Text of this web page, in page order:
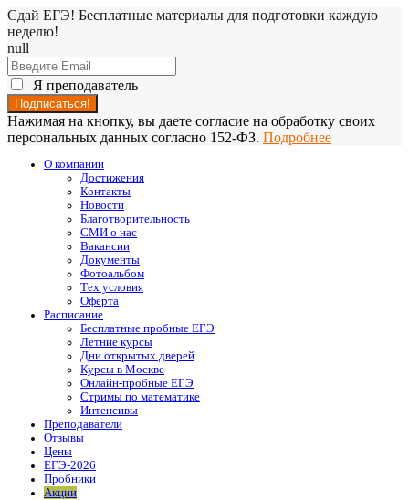
Сдай ЕГЭ! Бесплатные материалы для подготовки каждую
неделю!
null
Я преподаватель
Нажимая на кнопку, вы даете согласие на обработку своих
персональных данных согласно 152-ФЗ. Подробнее
О компании
Достижения
Контакты
Новости
Благотворительность
СМИ о нас
Вакансии
Документы
Фотоальбом
Тех условия
Оферта
Расписание
Бесплатные пробные ЕГЭ
Летние курсы
Дни открытых дверей
Курсы в Москве
Онлайн-пробные ЕГЭ
Стримы по математике
Интенсивы
Преподаватели
Отзывы
Цены
ЕГЭ-2026
Пробники
Акции